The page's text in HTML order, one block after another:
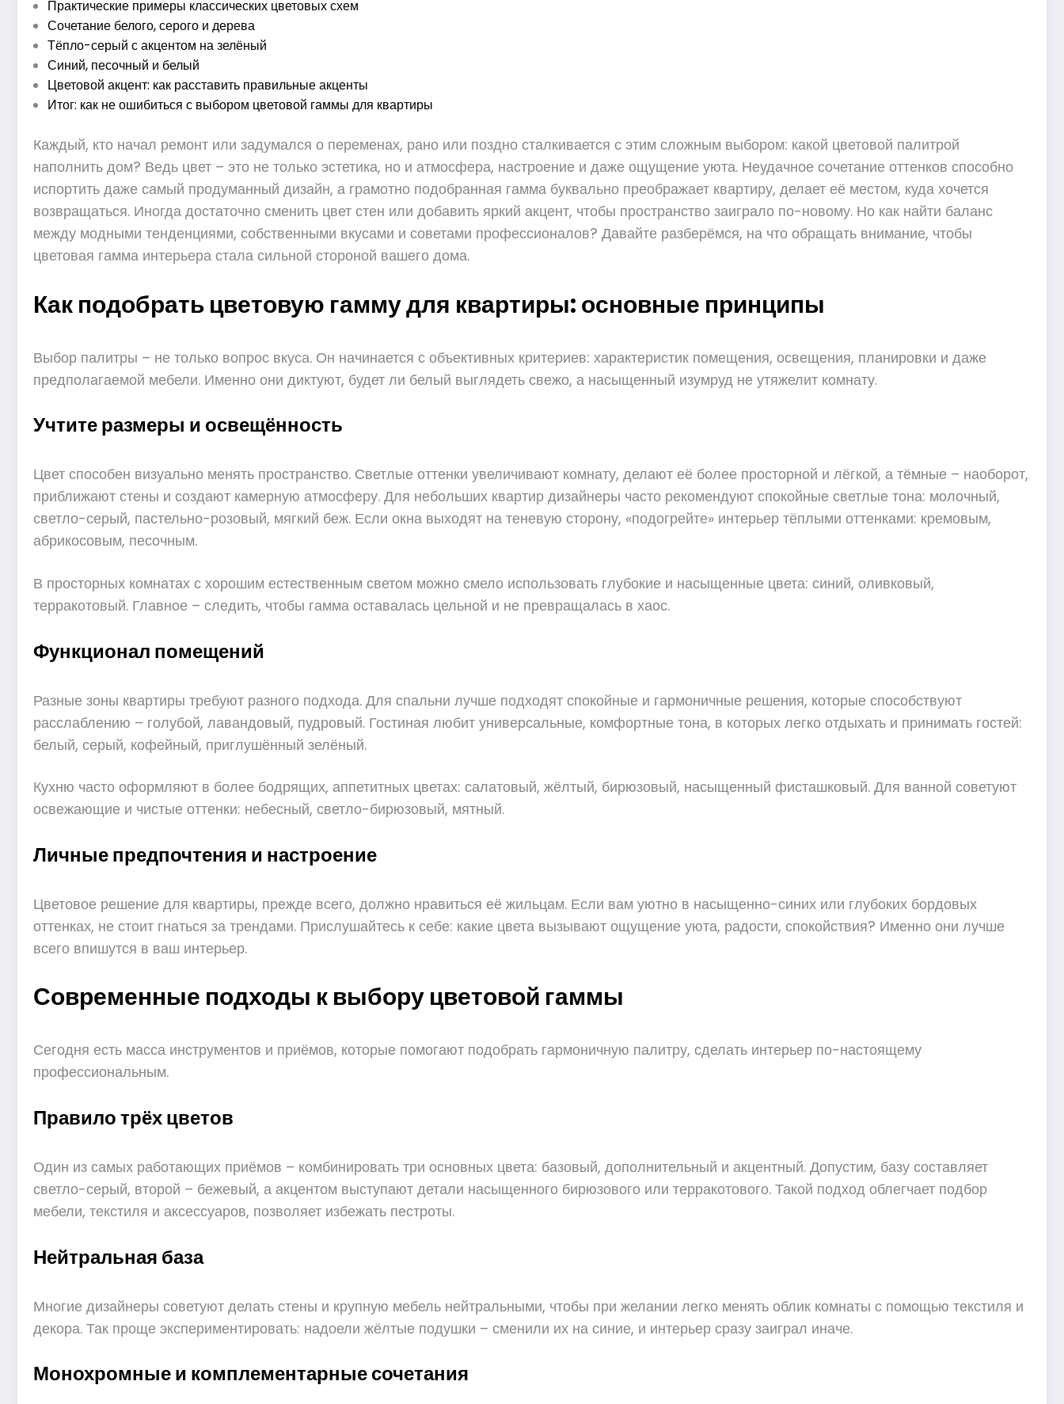
Практические примеры классических цветовых схем
Сочетание белого, серого и дерева
Тёпло-серый с акцентом на зелёный
Синий, песочный и белый
Цветовой акцент: как расставить правильные акценты
Итог: как не ошибиться с выбором цветовой гаммы для квартиры
Каждый, кто начал ремонт или задумался о переменах, рано или поздно сталкивается с этим сложным выбором: какой цветовой палитрой
наполнить дом? Ведь цвет – это не только эстетика, но и атмосфера, настроение и даже ощущение уюта. Неудачное сочетание оттенков способно
испортить даже самый продуманный дизайн, а грамотно подобранная гамма буквально преображает квартиру, делает её местом, куда хочется
возвращаться. Иногда достаточно сменить цвет стен или добавить яркий акцент, чтобы пространство заиграло по-новому. Но как найти баланс
между модными тенденциями, собственными вкусами и советами профессионалов? Давайте разберёмся, на что обращать внимание, чтобы
цветовая гамма интерьера стала сильной стороной вашего дома.
Как подобрать цветовую гамму для квартиры: основные принципы
Выбор палитры – не только вопрос вкуса. Он начинается с объективных критериев: характеристик помещения, освещения, планировки и даже
предполагаемой мебели. Именно они диктуют, будет ли белый выглядеть свежо, а насыщенный изумруд не утяжелит комнату.
Учтите размеры и освещённость
Цвет способен визуально менять пространство. Светлые оттенки увеличивают комнату, делают её более просторной и лёгкой, а тёмные – наоборот,
приближают стены и создают камерную атмосферу. Для небольших квартир дизайнеры часто рекомендуют спокойные светлые тона: молочный,
светло-серый, пастельно-розовый, мягкий беж. Если окна выходят на теневую сторону, «подогрейте» интерьер тёплыми оттенками: кремовым,
абрикосовым, песочным.
В просторных комнатах с хорошим естественным светом можно смело использовать глубокие и насыщенные цвета: синий, оливковый,
терракотовый. Главное – следить, чтобы гамма оставалась цельной и не превращалась в хаос.
Функционал помещений
Разные зоны квартиры требуют разного подхода. Для спальни лучше подходят спокойные и гармоничные решения, которые способствуют
расслаблению – голубой, лавандовый, пудровый. Гостиная любит универсальные, комфортные тона, в которых легко отдыхать и принимать гостей:
белый, серый, кофейный, приглушённый зелёный.
Кухню часто оформляют в более бодрящих, аппетитных цветах: салатовый, жёлтый, бирюзовый, насыщенный фисташковый. Для ванной советуют
освежающие и чистые оттенки: небесный, светло-бирюзовый, мятный.
Личные предпочтения и настроение
Цветовое решение для квартиры, прежде всего, должно нравиться её жильцам. Если вам уютно в насыщенно-синих или глубоких бордовых
оттенках, не стоит гнаться за трендами. Прислушайтесь к себе: какие цвета вызывают ощущение уюта, радости, спокойствия? Именно они лучше
всего впишутся в ваш интерьер.
Современные подходы к выбору цветовой гаммы
Сегодня есть масса инструментов и приёмов, которые помогают подобрать гармоничную палитру, сделать интерьер по-настоящему
профессиональным.
Правило трёх цветов
Один из самых работающих приёмов – комбинировать три основных цвета: базовый, дополнительный и акцентный. Допустим, базу составляет
светло-серый, второй – бежевый, а акцентом выступают детали насыщенного бирюзового или терракотового. Такой подход облегчает подбор
мебели, текстиля и аксессуаров, позволяет избежать пестроты.
Нейтральная база
Многие дизайнеры советуют делать стены и крупную мебель нейтральными, чтобы при желании легко менять облик комнаты с помощью текстиля и
декора. Так проще экспериментировать: надоели жёлтые подушки – сменили их на синие, и интерьер сразу заиграл иначе.
Монохромные и комплементарные сочетания